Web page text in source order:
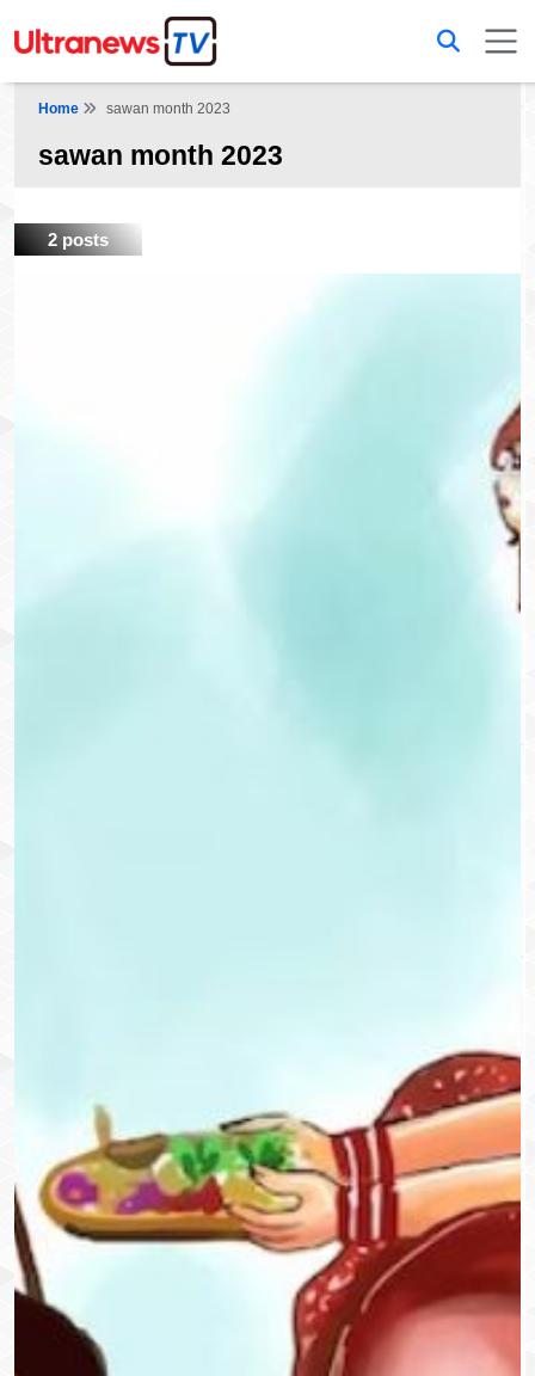
Home sawan month 2023
sawan month 2023
2 posts